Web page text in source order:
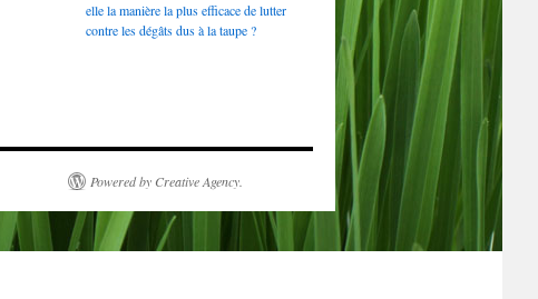
elle la manière la plus efficace de lutter
contre les dégâts dus à la taupe ?
Powered by Creative Agency.